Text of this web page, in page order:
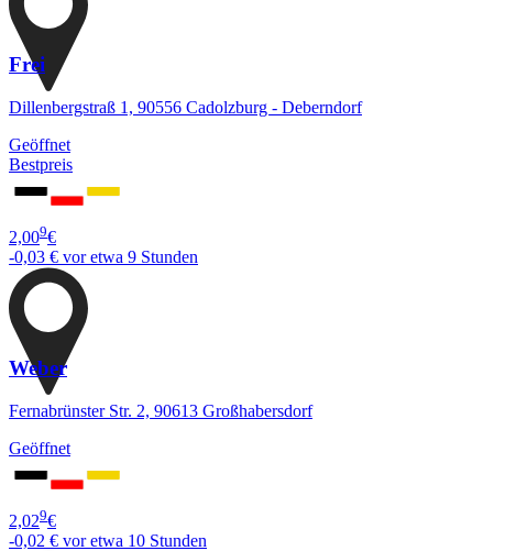
Frei
Dillenbergstraß 1, 90556 Cadolzburg - Deberndorf
Geöffnet
Bestpreis
2,009€
-0,03 € vor etwa 9 Stunden
Weber
Fernabrünster Str. 2, 90613 Großhabersdorf
Geöffnet
2,029€
-0,02 € vor etwa 10 Stunden